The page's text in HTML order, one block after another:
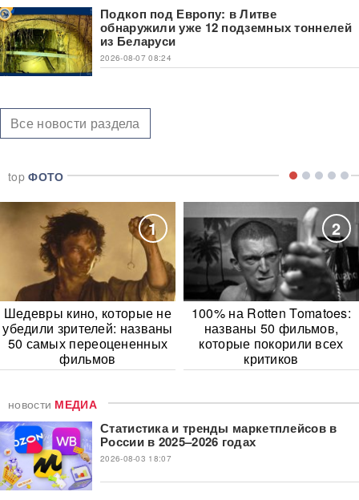
Подкоп под Европу: в Литве
обнаружили уже 12 подземных тоннелей
из Беларуси
2026-08-07 08:24
Все новости раздела
topФОТО
1
Шедевры кино, которые не
убедили зрителей: названы
50 самых переоцененных
фильмов
2
100% на Rotten Tomatoes:
названы 50 фильмов,
которые покорили всех
критиков
новости МЕДИА
Статистика и тренды маркетплейсов в
России в 2025–2026 годах
2026-08-03 18:07